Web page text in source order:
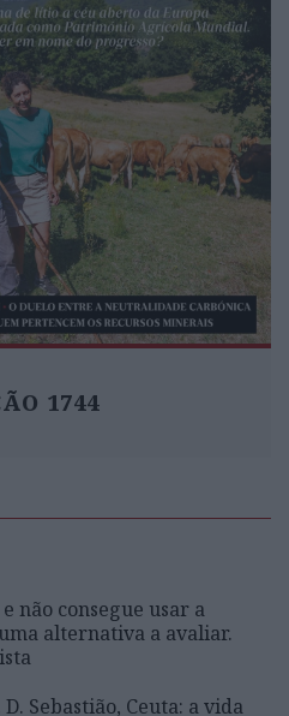
1744
não consegue usar a
alternativa a avaliar.
Sebastião, Ceuta: a vida